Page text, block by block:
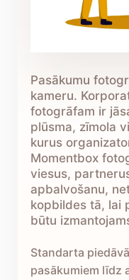
Pasākumu
kameru.
fotogrāfam ir
plūsma, zīmola
kurus
Momentbox
viesus,
apbalvošanu,
kopbildes tā, lai
būtu
Standarta
pasākumiem līdz